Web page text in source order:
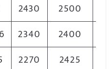
2430 2500
2340 2400
2270 2425